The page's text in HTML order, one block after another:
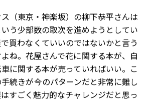
（東京・神楽坂）の柳下恭平さんは
いう少部数の取次を進めようとしてい
買わなくていいのではないかと言う
ね。花屋さんで花に関する本が、自
に関する本が売っていればいい。こ
続きが今のパターンだと非常に難し
すごく魅力的なチャレンジだと思っ